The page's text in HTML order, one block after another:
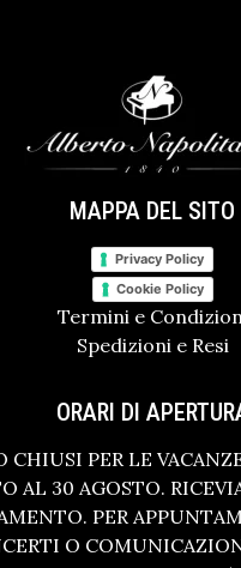
MAPPA DEL SITO
Privacy Policy
Cookie Policy
Termini e
Spedizioni e Resi
ORARI DI
CHIUSI PER LE
AL 30 AGOSTO.
PER
O